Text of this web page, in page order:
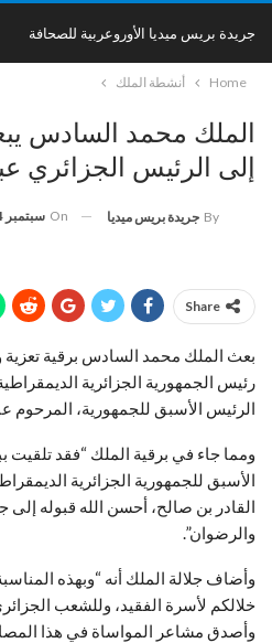
جريدة بريس ميديا الأوروعربية للصحافة
Home أنشطة الملك
الملك محمد السادس
إلى الرئيس الجزائري
By جريدة بريس ميديا On سبتمبر 24, 2021
Share
بعث الملك محمد السادس برقية تعزية
رئيس الجمهورية الجزائرية
الرئيس الأسبق للجمهورية، المرحوم
ومما جاء في برقية الملك “فقد تلقيت
الأسبق للجمهورية الجزائرية
القادر بن صالح، أحسن الله قبوله إلى
والرضوان”.
وأضاف جلالة الملك أنه “وبهذه
خلالكم لأسرة الفقيد، وللشعب
وأصدق مشاعر المواساة في هذا المصاب